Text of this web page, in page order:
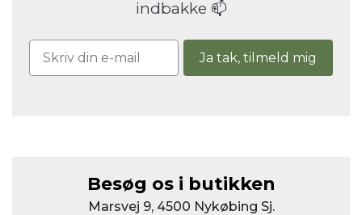
indbakke 📫
Ja tak, tilmeld mig
Besøg os i butikken
Marsvej 9, 4500 Nykøbing Sj.